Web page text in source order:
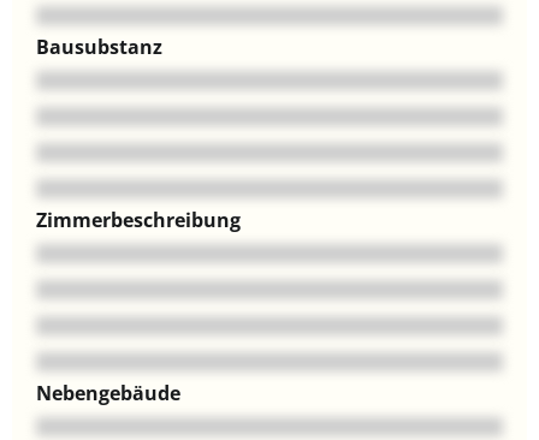
Bausubstanz
Zimmerbeschreibung
Nebengebäude